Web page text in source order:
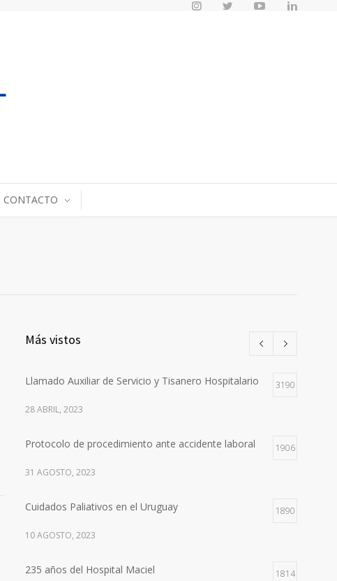
CONTACTO
Más vistos
Llamado Auxiliar de Servicio y Tisanero Hospitalario 3190
28 ABRIL, 2023
Protocolo de procedimiento ante accidente laboral 1906
31 AGOSTO, 2023
Cuidados Paliativos en el Uruguay 1890
10 AGOSTO, 2023
235 años del Hospital Maciel 1814